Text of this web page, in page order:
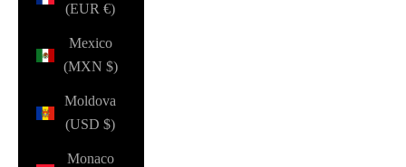
(EUR €)
Mexico
(MXN $)
Moldova
(USD $)
Monaco